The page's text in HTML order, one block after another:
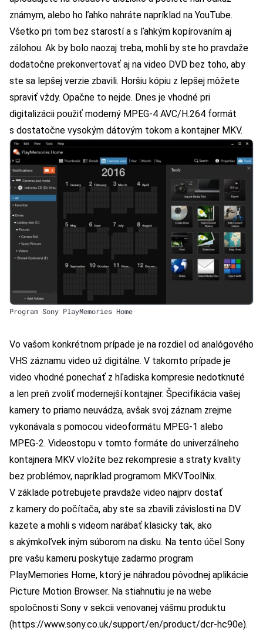
známym, alebo ho ľahko nahráte napríklad na YouTube.
Všetko pri tom bez starostí a s ľahkým kopírovaním aj
zálohou. Ak by bolo naozaj treba, mohli by ste ho pravdaže
dodatočne prekonvertovať aj na video DVD bez toho, aby
ste sa lepšej verzie zbavili. Horšiu kópiu z lepšej môžete
spraviť vždy. Opačne to nejde. Dnes je vhodné pri
digitalizácii použiť moderný MPEG-4 AVC/H.264 formát
s dostatočne vysokým dátovým tokom a kontajner MKV.
Program Sony PlayMemories Home
Vo vašom konkrétnom prípade je na rozdiel od analógového
VHS záznamu video už digitálne. V takomto prípade je
video vhodné ponechať z hľadiska kompresie nedotknuté
a len preň zvoliť modernejší kontajner. Špecifikácia vašej
kamery to priamo neuvádza, avšak svoj záznam zrejme
vykonávala s pomocou videoformátu MPEG-1 alebo
MPEG-2. Videostopu v tomto formáte do univerzálneho
kontajnera MKV vložíte bez rekompresie a straty kvality
bez problémov, napríklad programom MKVToolNix.
V základe potrebujete pravdaže video najprv dostať
z kamery do počítača, aby ste sa zbavili závislosti na DV
kazete a mohli s videom narábať klasicky tak, ako
s akýmkoľvek iným súborom na disku. Na tento účel Sony
pre vašu kameru poskytuje zadarmo program
PlayMemories Home, ktorý je náhradou pôvodnej aplikácie
Picture Motion Browser. Na stiahnutiu je na webe
spoločnosti Sony v sekcii venovanej vášmu produktu
(https://www.sony.co.uk/support/en/product/dcr-hc90e).